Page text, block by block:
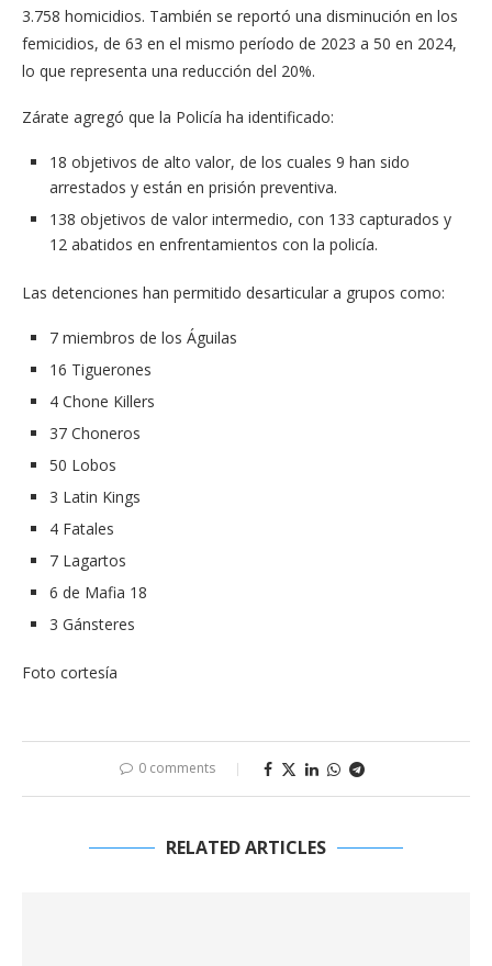
3.758 homicidios. También se reportó una disminución en los
femicidios, de 63 en el mismo período de 2023 a 50 en 2024,
lo que representa una reducción del 20%.
Zárate agregó que la Policía ha identificado:
18 objetivos de alto valor, de los cuales 9 han sido
arrestados y están en prisión preventiva.
138 objetivos de valor intermedio, con 133 capturados y
12 abatidos en enfrentamientos con la policía.
Las detenciones han permitido desarticular a grupos como:
7 miembros de los Águilas
16 Tiguerones
4 Chone Killers
37 Choneros
50 Lobos
3 Latin Kings
4 Fatales
7 Lagartos
6 de Mafia 18
3 Gánsteres
Foto cortesía
0 comments
RELATED ARTICLES